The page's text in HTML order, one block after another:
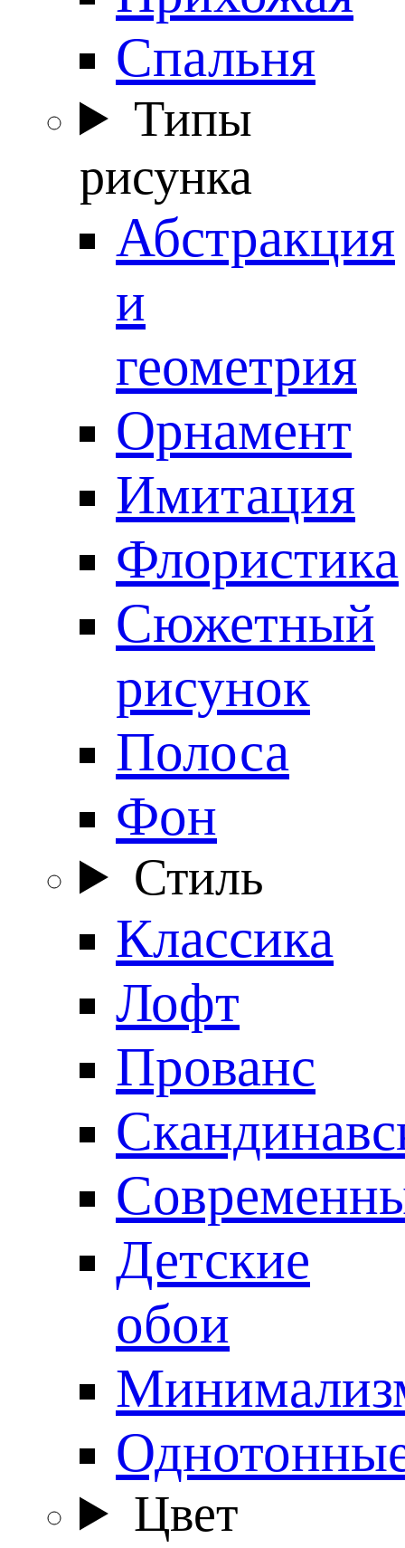
Спальня
Типы
рисунка
Абстракция
и
геометрия
Орнамент
Имитация
Флористика
Сюжетный
рисунок
Полоса
Фон
Стиль
Классика
Лофт
Прованс
Детские
обои
Цвет